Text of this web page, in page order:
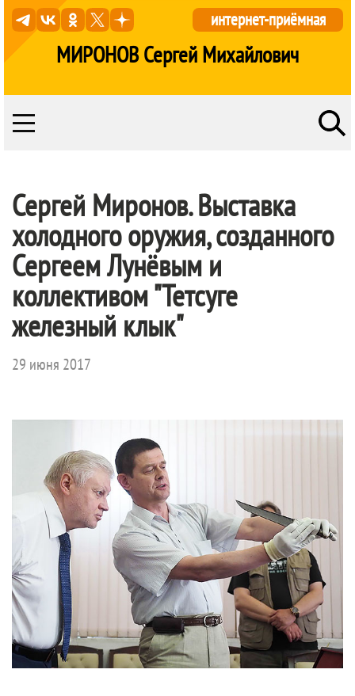
МИРОНОВ Сергей Михайлович
интернет-приёмная
Сергей Миронов. Выставка
холодного оружия, созданного
Сергеем Лунёвым и
коллективом "Тетсуге
железный клык"
29 июня 2017